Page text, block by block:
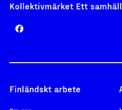
Kollektivmärket Ett
Finländskt arbete